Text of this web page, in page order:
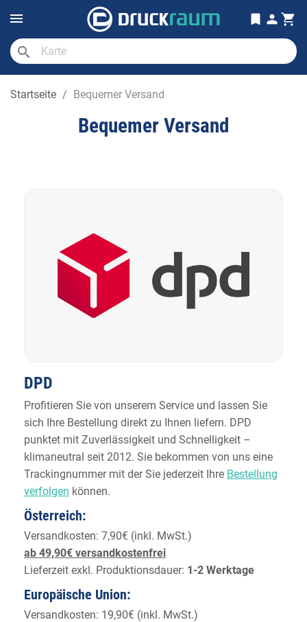
search
Startseite Bequemer Versand
Bequemer Versand
DPD
Profitieren Sie von unserem Service und lassen Sie
sich Ihre Bestellung direkt zu Ihnen liefern. DPD
punktet mit Zuverlässigkeit und Schnelligkeit –
klimaneutral seit 2012. Sie bekommen von uns eine
Trackingnummer mit der Sie jederzeit Ihre Bestellung
verfolgen können.
Österreich:
Versandkosten: 7,90€ (inkl. MwSt.)
ab 49,90€ versandkostenfrei
Lieferzeit exkl. Produktionsdauer: 1-2 Werktage
Europäische Union:
Versandkosten: 19,90€ (inkl. MwSt.)